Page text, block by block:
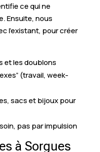
ce qui ne
Ensuite, nous
l’existant, pour créer
et les doublons
(travail, week-
sacs et bijoux pour
pas par impulsion
à Sorgues